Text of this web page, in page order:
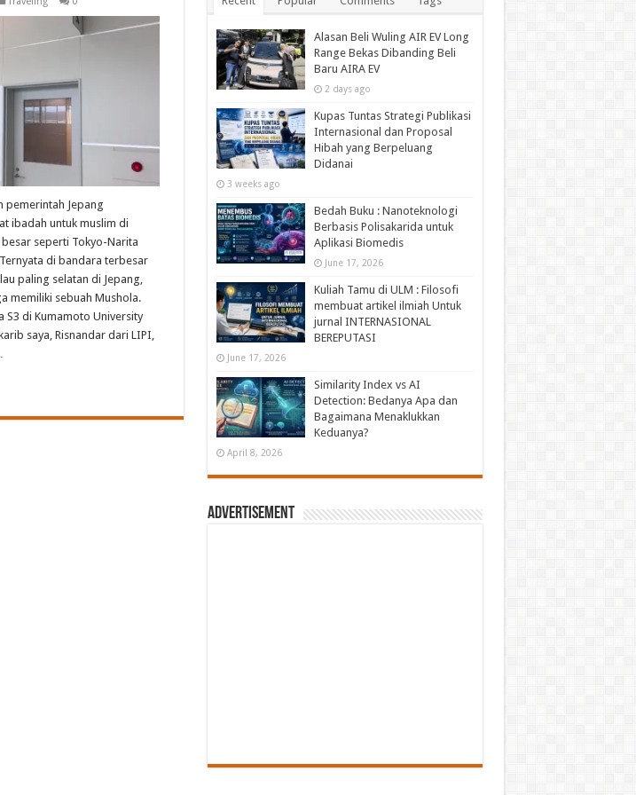
pemerintah Jepang
ibadah untuk muslim di
seperti Tokyo-Narita
di bandara terbesar
paling selatan di Jepang,
memiliki sebuah Mushola.
S3 di Kumamoto University
saya, Risnandar dari LIPI,
Alasan Beli Wuling AIR EV Long
Range Bekas Dibanding Beli
Baru AIRA EV
2 days ago
Kupas Tuntas Strategi Publikasi
Internasional dan Proposal
Hibah yang Berpeluang
Didanai
3 weeks ago
Bedah Buku : Nanoteknologi
Berbasis Polisakarida untuk
Aplikasi Biomedis
June 17, 2026
Kuliah Tamu di ULM : Filosofi
membuat artikel ilmiah Untuk
jurnal INTERNASIONAL
BEREPUTASI
June 17, 2026
Similarity Index vs AI
Detection: Bedanya Apa dan
Bagaimana Menaklukkan
Keduanya?
April 8, 2026
Advertisement